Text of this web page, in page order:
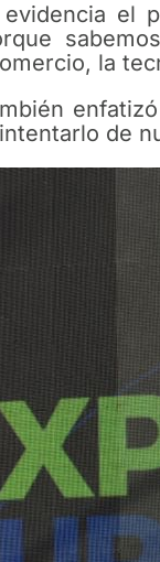
evidencia el
la
de